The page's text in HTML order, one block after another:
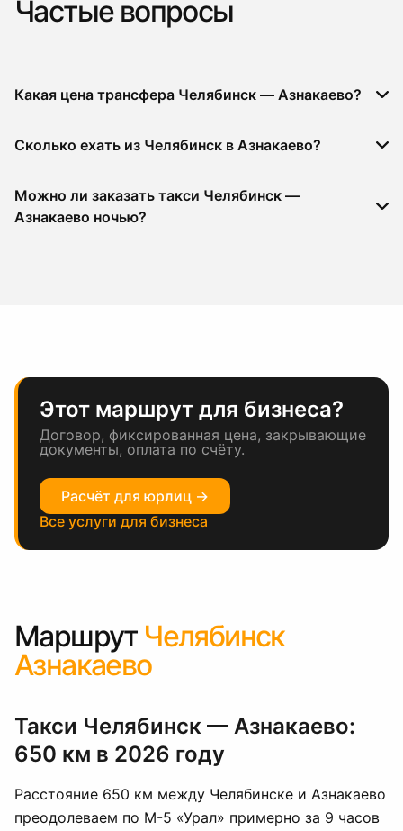
Частые вопросы
Какая цена трансфера Челябинск — Азнакаево?
Сколько ехать из Челябинск в Азнакаево?
Можно ли заказать такси Челябинск —
Азнакаево ночью?
Этот маршрут для бизнеса?
Договор, фиксированная цена, закрывающие
документы, оплата по счёту.
Расчёт для юрлиц →
Все услуги для бизнеса
Маршрут Челябинск
Азнакаево
Такси Челябинск — Азнакаево:
650 км в 2026 году
Расстояние 650 км между Челябинске и Азнакаево
преодолеваем по М-5 «Урал» примерно за 9 часов